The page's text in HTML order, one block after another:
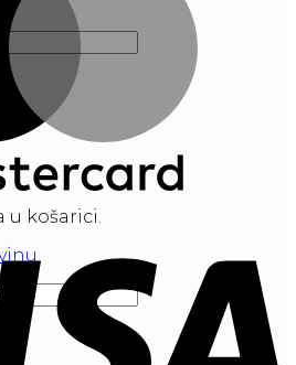
u košarici.